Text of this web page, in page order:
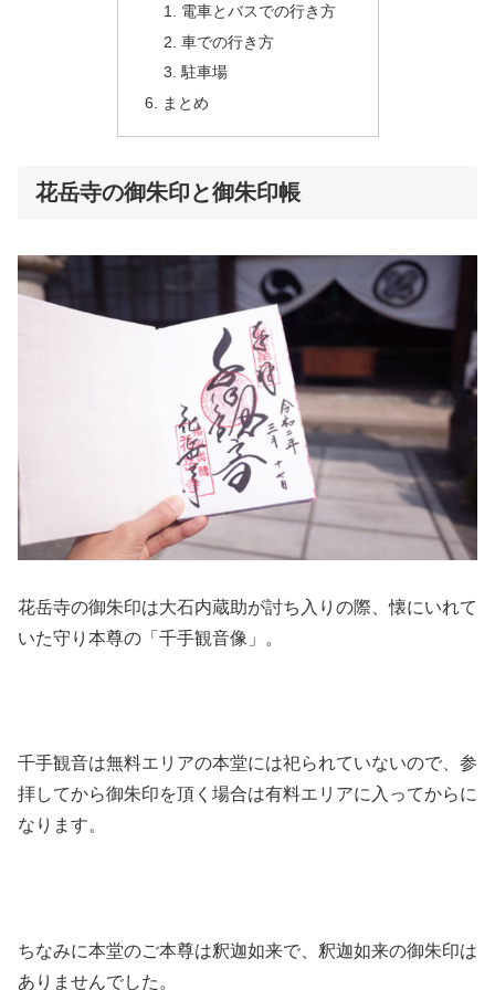
電車とバスでの行き方
車での行き方
駐車場
まとめ
花岳寺の御朱印と御朱印帳
花岳寺の御朱印は大石内蔵助が討ち入りの際、懐にいれて
いた守り本尊の「千手観音像」。
千手観音は無料エリアの本堂には祀られていないので、参
拝してから御朱印を頂く場合は有料エリアに入ってからに
なります。
ちなみに本堂のご本尊は釈迦如来で、釈迦如来の御朱印は
ありませんでした。